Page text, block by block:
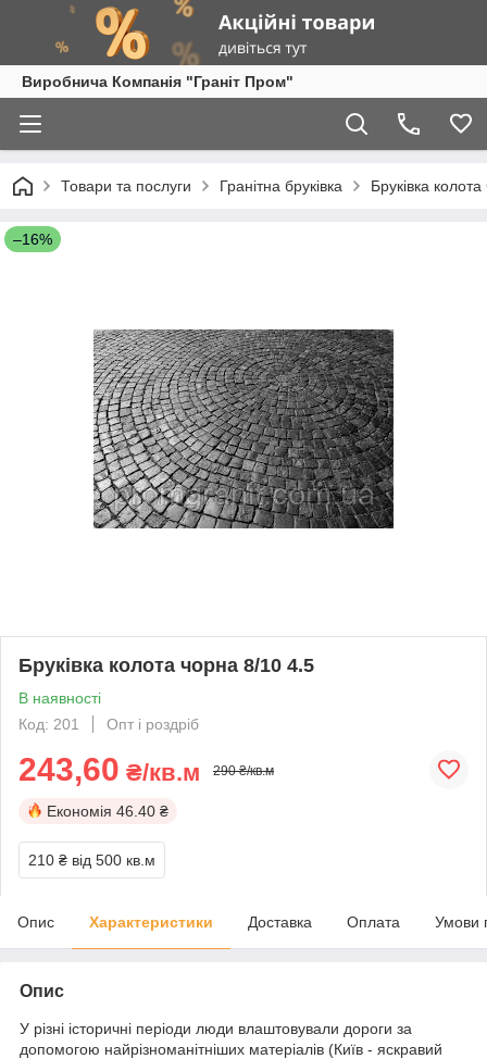
Виробнича Компанія "Граніт Пром"
Товари та послуги Гранітна бруківка Бруківка
–16%
Бруківка колота чорна 8/10 4.5
В наявності
Код: 201
Опт і роздріб
243,60 ₴/кв.м 290 ₴/кв.м
Економія 46.40 ₴
210 ₴ від 500 кв.м
Опис Характеристики Доставка Оплата Умови
Опис
У різні історичні періоди люди влаштовували дороги за
допомогою найрізноманітніших матеріалів (Київ - яскравий